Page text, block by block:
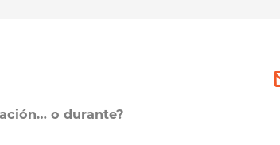
o durante?